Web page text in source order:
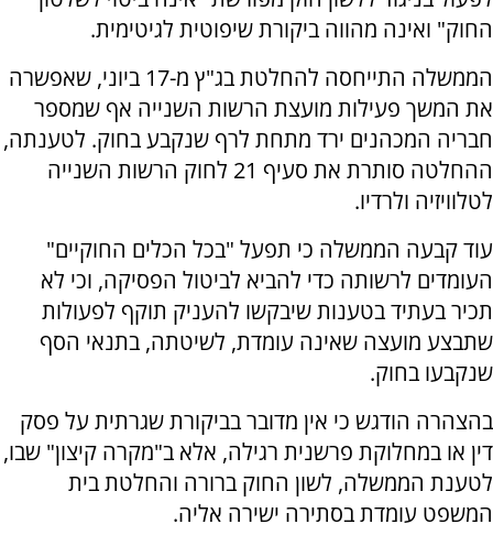
החוק" ואינה מהווה ביקורת שיפוטית לגיטימית.
הממשלה התייחסה להחלטת בג"ץ מ-17 ביוני, שאפשרה
את המשך פעילות מועצת הרשות השנייה אף שמספר
חבריה המכהנים ירד מתחת לרף שנקבע בחוק. לטענתה,
ההחלטה סותרת את סעיף 21 לחוק הרשות השנייה
לטלוויזיה ולרדיו.
עוד קבעה הממשלה כי תפעל "בכל הכלים החוקיים"
העומדים לרשותה כדי להביא לביטול הפסיקה, וכי לא
תכיר בעתיד בטענות שיבקשו להעניק תוקף לפעולות
שתבצע מועצה שאינה עומדת, לשיטתה, בתנאי הסף
שנקבעו בחוק.
בהצהרה הודגש כי אין מדובר בביקורת שגרתית על פסק
דין או במחלוקת פרשנית רגילה, אלא ב"מקרה קיצון" שבו,
לטענת הממשלה, לשון החוק ברורה והחלטת בית
המשפט עומדת בסתירה ישירה אליה.